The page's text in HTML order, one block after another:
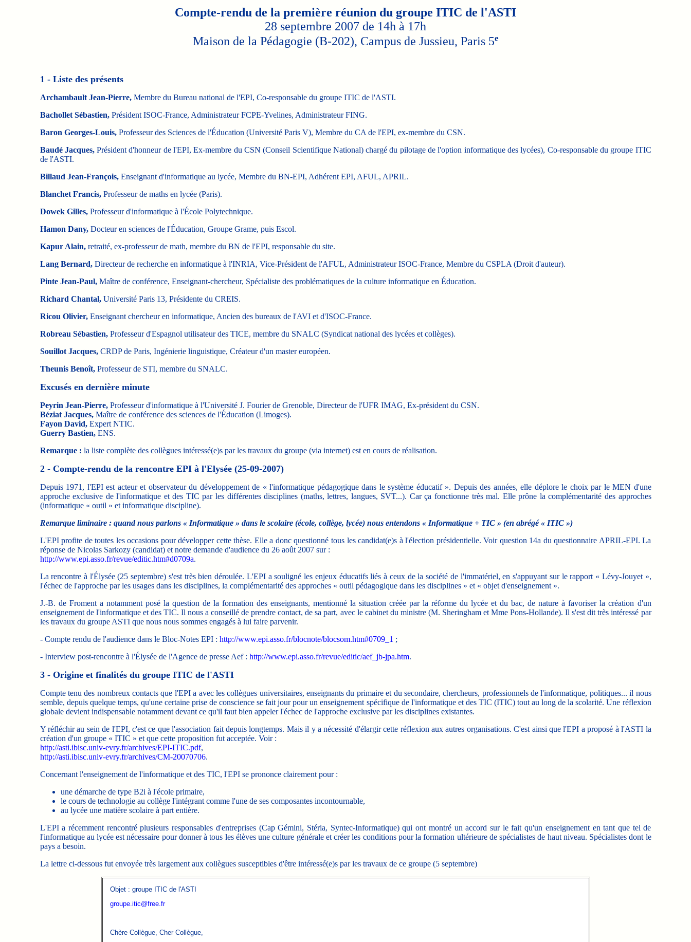
Compte-rendu de la première réunion du groupe ITIC de l'ASTI
28 septembre 2007 de 14h à 17h
Maison de la Pédagogie (B-202), Campus de Jussieu, Paris 5e
1 - Liste des présents
Archambault Jean-Pierre,Membre du Bureau national de l'EPI, Co-responsable du groupe ITIC de l'ASTI.
Bachollet Sébastien,Président ISOC-France, Administrateur FCPE-Yvelines, Administrateur FING.
Baron Georges-Louis,Professeur des Sciences de l'Éducation (Université Paris V), Membre du CA de l'EPI, ex-membre du CSN.
Baudé Jacques,Président d'honneur de l'EPI, Ex-membre du CSN (Conseil Scientifique National) chargé du pilotage de l'option informatique des lycées), Co-responsable du groupe ITIC
de l'ASTI.
Billaud Jean-François,Enseignant d'informatique au lycée, Membre du BN-EPI, Adhérent EPI, AFUL, APRIL.
Blanchet Francis,Professeur de maths en lycée (Paris).
Dowek Gilles,Professeur d'informatique à l'École Polytechnique.
Hamon Dany,Docteur en sciences de l'Éducation, Groupe Grame, puis Escol.
Kapur Alain,retraité, ex-professeur de math, membre du BN de l'EPI, responsable du site.
Lang Bernard,Directeur de recherche en informatique à l'INRIA, Vice-Président de l'AFUL, Administrateur ISOC-France, Membre du CSPLA (Droit d'auteur).
Pinte Jean-Paul,Maître de conférence, Enseignant-chercheur, Spécialiste des problématiques de la culture informatique en Éducation.
Richard Chantal,Université Paris 13, Présidente du CREIS.
Ricou Olivier,Enseignant chercheur en informatique, Ancien des bureaux de l'AVI et d'ISOC-France.
Robreau Sébastien,Professeur d'Espagnol utilisateur des TICE, membre du SNALC (Syndicat national des lycées et collèges).
Souillot Jacques,CRDP de Paris, Ingénierie linguistique, Créateur d'un master européen.
Theunis Benoît,Professeur de STI, membre du SNALC.
Excusés en dernière minute
Peyrin Jean-Pierre,Professeur d'informatique à l'Université J. Fourier de Grenoble, Directeur de l'UFR IMAG, Ex-président du CSN.
Béziat Jacques,Maître de conférence des sciences de l'Éducation (Limoges).
Fayon David,Expert NTIC.
Guerry Bastien,ENS.
Remarque : la liste complète des collègues intéressé(e)s par les travaux du groupe (via internet) est en cours de réalisation.
2 - Compte-rendu de la rencontre EPI à l'Elysée (25-09-2007)
Depuis 1971, l'EPI est acteur et observateur du développement de « l'informatique pédagogique dans le système éducatif ». Depuis des années, elle déplore le choix par le MEN d'une
approche exclusive de l'informatique et des TIC par les différentes disciplines (maths, lettres, langues, SVT...). Car ça fonctionne très mal. Elle prône la complémentarité des approches
(informatique « outil » et informatique discipline).
Remarque liminaire : quand nous parlons « Informatique » dans le scolaire (école, collège, lycée) nous entendons « Informatique + TIC » (en abrégé « ITIC »)
L'EPI profite de toutes les occasions pour développer cette thèse. Elle a donc questionné tous les candidat(e)s à l'élection présidentielle. Voir question 14a du questionnaire APRIL-EPI. La
réponse de Nicolas Sarkozy (candidat) et notre demande d'audience du 26 août 2007 sur :
http://www.epi.asso.fr/revue/editic.htm#d0709a.
La rencontre à l'Élysée (25 septembre) s'est très bien déroulée. L'EPI a souligné les enjeux éducatifs liés à ceux de la société de l'immatériel, en s'appuyant sur le rapport « Lévy-Jouyet »,
l'échec de l'approche par les usages dans les disciplines, la complémentarité des approches « outil pédagogique dans les disciplines » et « objet d'enseignement ».
J.-B. de Froment a notamment posé la question de la formation des enseignants, mentionné la situation créée par la réforme du lycée et du bac, de nature à favoriser la création d'un
enseignement de l'informatique et des TIC. Il nous a conseillé de prendre contact, de sa part, avec le cabinet du ministre (M. Sheringham et Mme Pons-Hollande). Il s'est dit très intéressé par
les travaux du groupe ASTI que nous nous sommes engagés à lui faire parvenir.
- Compte rendu de l'audience dans le Bloc-Notes EPI : http://www.epi.asso.fr/blocnote/blocsom.htm#0709_1 ;
- Interview post-rencontre à l'Élysée de l'Agence de presse Aef : http://www.epi.asso.fr/revue/editic/aef_jb-jpa.htm.
3 - Origine et finalités du groupe ITIC de l'ASTI
Compte tenu des nombreux contacts que l'EPI a avec les collègues universitaires, enseignants du primaire et du secondaire, chercheurs, professionnels de l'informatique, politiques... il nous
semble, depuis quelque temps, qu'une certaine prise de conscience se fait jour pour un enseignement spécifique de l'informatique et des TIC (ITIC) tout au long de la scolarité. Une réflexion
globale devient indispensable notamment devant ce qu'il faut bien appeler l'échec de l'approche exclusive par les disciplines existantes.
Y réfléchir au sein de l'EPI, c'est ce que l'association fait depuis longtemps. Mais il y a nécessité d'élargir cette réflexion aux autres organisations. C'est ainsi que l'EPI a proposé à l'ASTI la
création d'un groupe « ITIC » et que cette proposition fut acceptée. Voir :
http://asti.ibisc.univ-evry.fr/archives/EPI-ITIC.pdf,
http://asti.ibisc.univ-evry.fr/archives/CM-20070706.
Concernant l'enseignement de l'informatique et des TIC, l'EPI se prononce clairement pour :
une démarche de type B2i à l'école primaire,
le cours de technologie au collège l'intégrant comme l'une de ses composantes incontournable,
au lycée une matière scolaire à part entière.
L'EPI a récemment rencontré plusieurs responsables d'entreprises (Cap Gémini, Stéria, Syntec-Informatique) qui ont montré un accord sur le fait qu'un enseignement en tant que tel de
l'informatique au lycée est nécessaire pour donner à tous les élèves une culture générale et créer les conditions pour la formation ultérieure de spécialistes de haut niveau. Spécialistes dont le
pays a besoin.
La lettre ci-dessous fut envoyée très largement aux collègues susceptibles d'être intéressé(e)s par les travaux de ce groupe (5 septembre)
Objet : groupe ITIC de l'ASTI
groupe.itic@free.fr
Chère Collègue, Cher Collègue,